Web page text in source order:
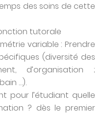
des soins de cette
tutorale
variable : Prendre
(diversité des
d’organisation ;
…).
pour l’étudiant quelle
? dès le premier